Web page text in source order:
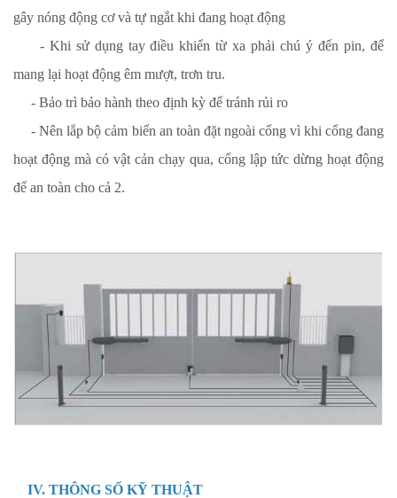
gây nóng động cơ và tự ngắt khi đang hoạt động
- Khi sử dụng tay điều khiển từ xa phải chú ý đến pin, để
mang lại hoạt động êm mượt, trơn tru.
- Bảo trì bảo hành theo định kỳ để tránh rủi ro
- Nên lắp bộ cảm biến an toàn đặt ngoài cổng vì khi cổng đang
hoạt động mà có vật cản chạy qua, cổng lập tức dừng hoạt động
để an toàn cho cả 2.
IV. THÔNG SỐ KỸ THUẬT